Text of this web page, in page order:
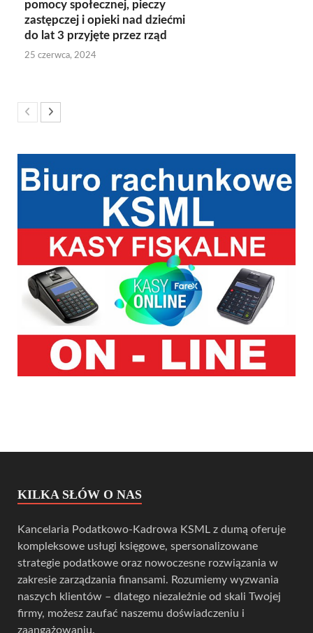
pomocy społecznej, pieczy
zastępczej i opieki nad dziećmi
do lat 3 przyjęte przez rząd
25 czerwca, 2024
KILKA SŁÓW O NAS
Kancelaria Podatkowo-Kadrowa KSML z dumą oferuje
kompleksowe usługi księgowe, spersonalizowane
strategie podatkowe oraz nowoczesne rozwiązania w
zakresie zarządzania finansami. Rozumiemy wyzwania
naszych klientów – dlatego niezależnie od skali Twojej
firmy, możesz zaufać naszemu doświadczeniu i
zaangażowaniu.